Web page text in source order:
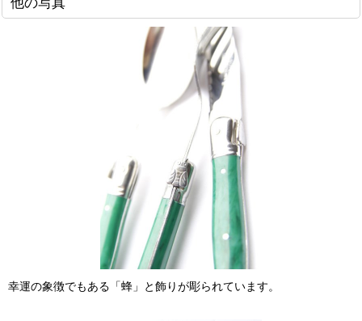
幸運の象徴でもある「蜂」と飾りが彫られています。